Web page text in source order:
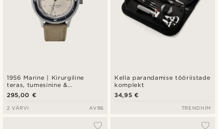
1956 Marine | Kirurgiline
teras, tumesinine &
määrdunudvalge
295,00 €
2 VÄRVI AV86
Kella parandamise tööriistade
komplekt
34,95 €
TRENDHIM